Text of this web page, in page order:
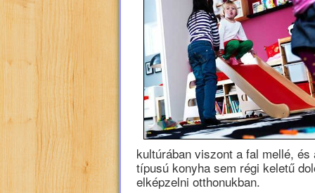
kultúrában viszont a fal mellé,
típusú konyha sem régi keletű
elképzelni otthonukban.